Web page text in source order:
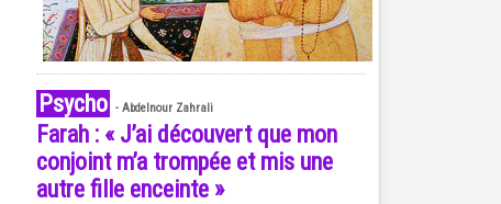
Psycho - Abdelnour Zahrali
Farah : « J’ai découvert que mon
conjoint m’a trompée et mis une
autre fille enceinte »